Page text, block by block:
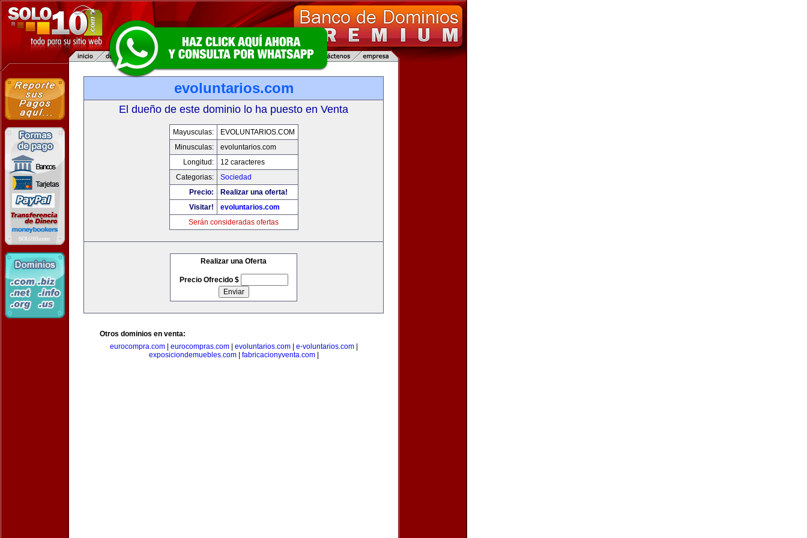
evoluntarios.com
El dueño de este dominio lo ha puesto en Venta
Mayusculas:
EVOLUNTARIOS.COM
Minusculas:
evoluntarios.com
Longitud:
12 caracteres
Categorias:
Sociedad
Precio:
Realizar una oferta!
Visitar!
evoluntarios.com
Serán consideradas ofertas
Realizar una Oferta
Precio Ofrecido $
Otros dominios en venta:
eurocompra.com| eurocompras.com| evoluntarios.com| e-voluntarios.com|
exposiciondemuebles.com| fabricacionyventa.com|